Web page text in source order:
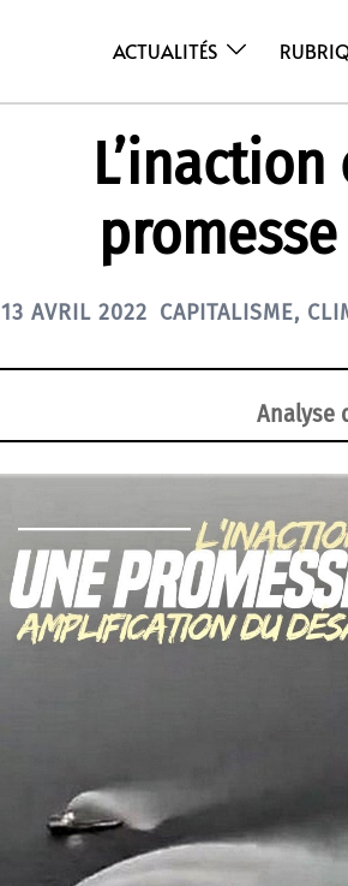
ACTUALITÉS
13 AVRIL 2022 CAPITALISME,
Analyse